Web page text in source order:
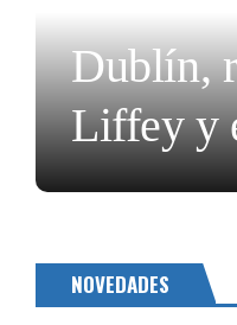
Dublín,
Liffey y
NOVEDADES